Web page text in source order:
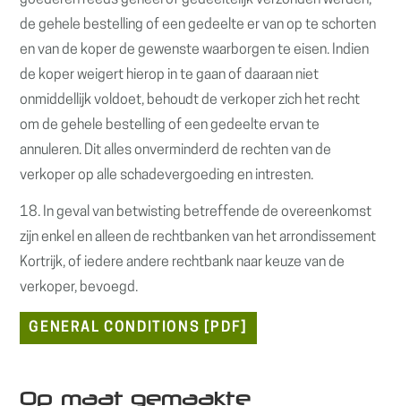
de gehele bestelling of een gedeelte er van op te schorten
en van de koper de gewenste waarborgen te eisen. Indien
de koper weigert hierop in te gaan of daaraan niet
onmiddellijk voldoet, behoudt de verkoper zich het recht
om de gehele bestelling of een gedeelte ervan te
annuleren. Dit alles onverminderd de rechten van de
verkoper op alle schadevergoeding en intresten.
18. In geval van betwisting betreffende de overeenkomst
zijn enkel en alleen de rechtbanken van het arrondissement
Kortrijk, of iedere andere rechtbank naar keuze van de
verkoper, bevoegd.
GENERAL CONDITIONS [PDF]
Op maat gemaakte